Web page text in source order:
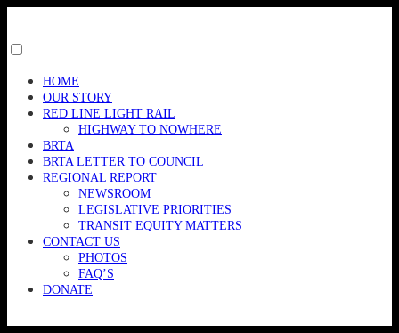
content
menu
visibility.
HOME
OUR STORY
RED LINE LIGHT RAIL
HIGHWAY TO NOWHERE
BRTA
BRTA LETTER TO COUNCIL
REGIONAL REPORT
NEWSROOM
LEGISLATIVE PRIORITIES
TRANSIT EQUITY MATTERS
CONTACT US
PHOTOS
FAQ’S
DONATE